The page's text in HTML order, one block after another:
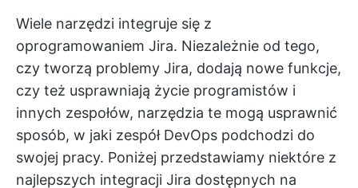
Wiele narzędzi integruje się z
oprogramowaniem Jira. Niezależnie od tego,
czy tworzą problemy Jira, dodają nowe funkcje,
czy też usprawniają życie programistów i
innych zespołów, narzędzia te mogą usprawnić
sposób, w jaki zespół DevOps podchodzi do
swojej pracy. Poniżej przedstawiamy niektóre z
najlepszych integracji Jira dostępnych na